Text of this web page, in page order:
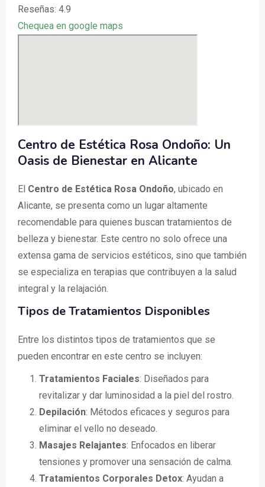
Reseñas: 4.9
Chequea en google maps
Centro de Estética Rosa Ondoño: Un
Oasis de Bienestar en Alicante
El Centro de Estética Rosa Ondoño, ubicado en
Alicante, se presenta como un lugar altamente
recomendable para quienes buscan tratamientos de
belleza y bienestar. Este centro no solo ofrece una
extensa gama de servicios estéticos, sino que también
se especializa en terapias que contribuyen a la salud
integral y la relajación.
Tipos de Tratamientos Disponibles
Entre los distintos tipos de tratamientos que se
pueden encontrar en este centro se incluyen:
Tratamientos Faciales: Diseñados para
revitalizar y dar luminosidad a la piel del rostro.
Depilación: Métodos eficaces y seguros para
eliminar el vello no deseado.
Masajes Relajantes: Enfocados en liberar
tensiones y promover una sensación de calma.
Tratamientos Corporales Detox: Ayudan a